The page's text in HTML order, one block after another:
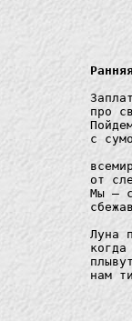
про
с
от
Мы —
Луна
нам